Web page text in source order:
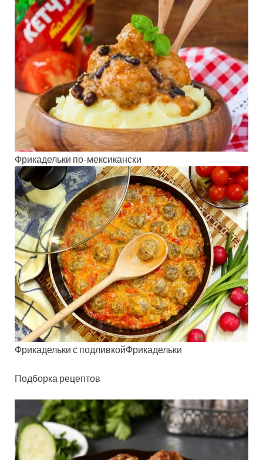
Фрикадельки по-мексикански
Фрикадельки с подливкойФрикадельки
Подборка рецептов